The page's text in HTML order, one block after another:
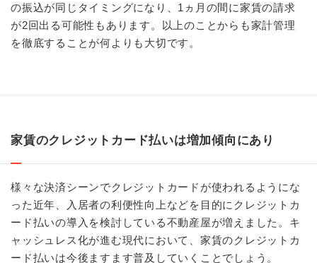
の振込が同じタイミングになり、1ヵ月の間に家賃の請求
が2回出る可能性もあります。以上のことからも家計管理
を徹底することが何よりも大切です。
家賃のクレジットカード払いは増加傾向にあり
様々な決済シーンでクレジットカードが使われるようにな
った近年、入居者の利便性向上などを目的にクレジットカ
ード払いの導入を検討している不動産屋が増えました。キ
ャッシュレス化が進む現代において、家賃のクレジットカ
ード払いは今後ますます普及していくことでしょう。